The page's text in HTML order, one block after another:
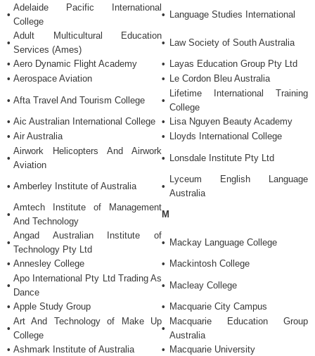
•
Adelaide Pacific International
College
• Language Studies International
•
Adult Multicultural Education
Services (Ames)
• Law Society of South Australia
• Aero Dynamic Flight Academy • Layas Education Group Pty Ltd
• Aerospace Aviation • Le Cordon Bleu Australia
• Afta Travel And Tourism College •
Lifetime International Training
College
• Aic Australian International College • Lisa Nguyen Beauty Academy
• Air Australia • Lloyds International College
•
Airwork Helicopters And Airwork
Aviation
• Lonsdale Institute Pty Ltd
• Amberley Institute of Australia •
Lyceum English Language
Australia
•
Amtech Institute of Management
And Technology
M
•
Angad Australian Institute of
Technology Pty Ltd
• Mackay Language College
• Annesley College • Mackintosh College
•
Apo International Pty Ltd Trading As
Dance
• Macleay College
• Apple Study Group • Macquarie City Campus
•
Art And Technology of Make Up
College
•
Macquarie Education Group
Australia
• Ashmark Institute of Australia • Macquarie University
Các Trường Cao Đẳng
Công Lập
Các Trường Đại Học Công
Lập
DỊCH VỤ OSC
Học
Visa Thăm Thân
TIN TỨC DU HỌC
Hội Thảo Du Học
Tin Tức Du Học
Hỏi Đáp Du Học
Học Bổng Du Học
Cẩm Nang Du Học